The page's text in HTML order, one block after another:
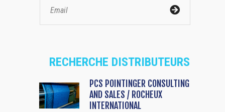
RECHERCHE DISTRIBUTEURS
PCS POINTINGER CONSULTING
AND SALES / ROCHEUX
INTERNATIONAL